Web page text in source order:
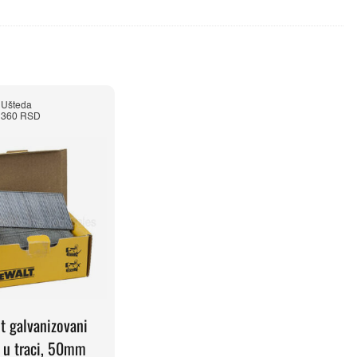
Ušteda
360 RSD
galvanizovani
traci, 50mm